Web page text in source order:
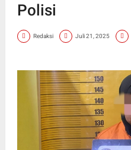
Polisi
Redaksi Juli 21, 2025